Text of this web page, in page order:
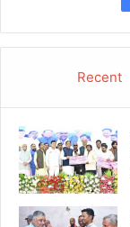
Recent